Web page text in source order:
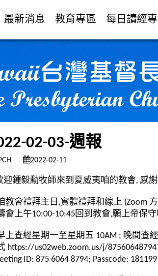
最新消息 教育專區 每日讀經
02-03-週報
2022-02-11
迎鍾毅勳牧師來到夏威夷咱的教會, 感
教會禮拜主日,實體禮拜和線上 (Zoom
會上午10:00-10:45回到教會,願上帝保
上查經星期一至星期五 10AM ; 晚間查
https://us02web.zoom.us/j/
ID: 875 6064 8794; Passcode: 181199